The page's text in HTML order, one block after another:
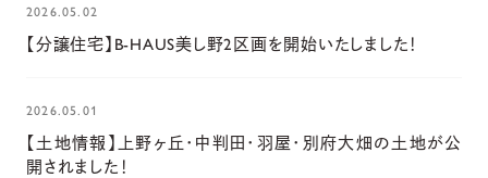
2026.05.02
【分譲住宅】B-HAUS美し野2区画を開始いたしました！
2026.05.01
【土地情報】上野ヶ丘・中判田・羽屋・別府大畑の土地が公
開されました！